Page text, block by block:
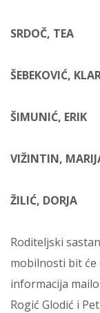
SRDOČ, TEA
ŠEBEKOVIĆ,
ŠIMUNIĆ, ERIK
VIŽINTIN,
ŽILIĆ, DORJA
Roditeljski
mobilnosti bit će
informacija
Rogić Glodić i